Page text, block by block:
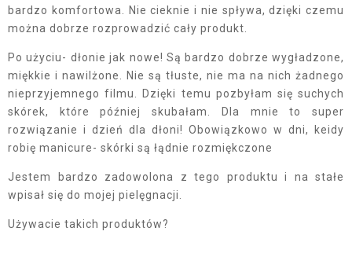
bardzo komfortowa. Nie cieknie i nie spływa, dzięki czemu
można dobrze rozprowadzić cały produkt.
Po użyciu- dłonie jak nowe! Są bardzo dobrze wygładzone,
miękkie i nawilżone. Nie są tłuste, nie ma na nich żadnego
nieprzyjemnego filmu. Dzięki temu pozbyłam się suchych
skórek, które później skubałam. Dla mnie to super
rozwiązanie i dzień dla dłoni! Obowiązkowo w dni, keidy
robię manicure- skórki są łądnie rozmiękczone
Jestem bardzo zadowolona z tego produktu i na stałe
wpisał się do mojej pielęgnacji.
Używacie takich produktów?